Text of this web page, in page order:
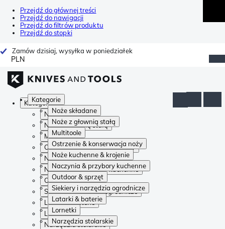
Przejdź do głównej treści
Przejdź do nawigacji
Przejdź do filtrów produktu
Przejdź do stopki
Zamów dzisiaj, wysyłka w poniedziałek
PLN
Kategorie
Noże składane
Noże z głownią stałą
Multitoole
Ostrzenie & konserwacja noży
Noże kuchenne & krojenie
Naczynia & przybory kuchenne
Outdoor & sprzęt
Siekiery i narzędzia ogrodnicze
Latarki & baterie
Lornetki
Narzędzia stolarskie
Kategorie
Noże składane
Noże z głownią stałą
Multitoole
Ostrzenie & konserwacja noży
Noże kuchenne & krojenie
Naczynia & przybory kuchenne
Outdoor & sprzęt
Siekiery i narzędzia ogrodnicze
Latarki & baterie
Lornetki
Narzędzia stolarskie